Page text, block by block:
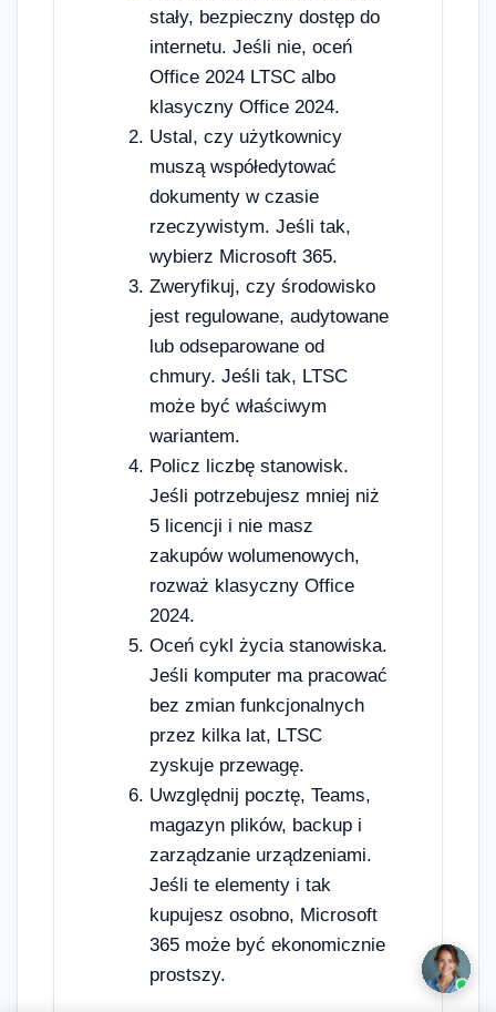
stały, bezpieczny dostęp do
internetu. Jeśli nie, oceń
Office 2024 LTSC albo
klasyczny Office 2024.
Ustal, czy użytkownicy
muszą współedytować
dokumenty w czasie
rzeczywistym. Jeśli tak,
wybierz Microsoft 365.
Zweryfikuj, czy środowisko
jest regulowane, audytowane
lub odseparowane od
chmury. Jeśli tak, LTSC
może być właściwym
wariantem.
Policz liczbę stanowisk.
Jeśli potrzebujesz mniej niż
5 licencji i nie masz
zakupów wolumenowych,
rozważ klasyczny Office
2024.
Oceń cykl życia stanowiska.
Jeśli komputer ma pracować
bez zmian funkcjonalnych
przez kilka lat, LTSC
zyskuje przewagę.
Uwzględnij pocztę, Teams,
magazyn plików, backup i
zarządzanie urządzeniami.
Jeśli te elementy i tak
kupujesz osobno, Microsoft
365 może być ekonomicznie
prostszy.